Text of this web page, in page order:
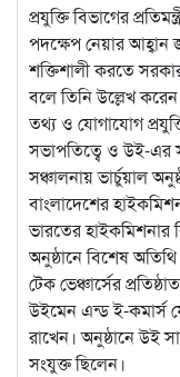
প্রযুক্তি বিভাগের
পদক্ষেপ নেয়ার
শক্তিশালী করতে
বলে তিনি উল্লেখ
তথ্য ও যোগাযোগ
সভাপতিত্বে ও উই-এর
সঞ্চালনায় ভার্চুয়াল
বাংলাদেশের
ভারতের হাইকমিশনার
অনুষ্ঠানে বিশেষ
টেক ভেঞ্চার্সের
উইমেন এন্ড ই-কমার্স
রাখেন। অনুষ্ঠানে উই
সংযুক্ত ছিলেন।